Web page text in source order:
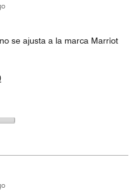
se ajusta a la marca Marriot